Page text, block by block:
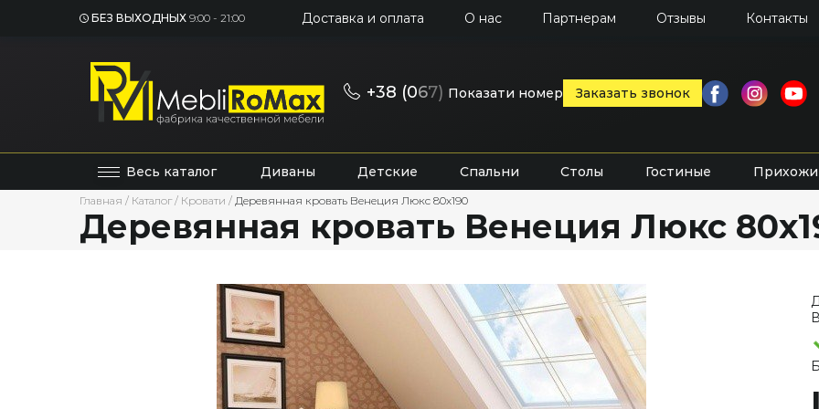
БЕЗ ВЫХОДНЫХ 9:00 - 21:00 Доставка и оплата О нас Партнерам Отзывы Контакты
+38 (067) Показати номер Заказать звонок
Весь каталог Диваны Детские Спальни Столы Гостиные
Главная / Каталог / Кровати / Деревянная кровать Венеция Люкс 80х190
Деревянная кровать Венеция Люкс